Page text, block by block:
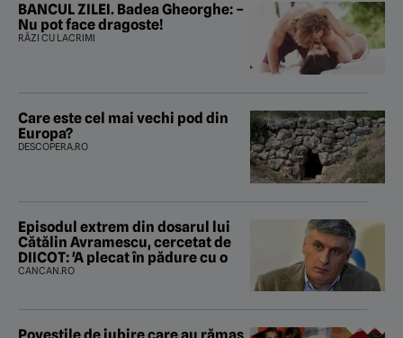
BANCUL ZILEI. Badea Gheorghe: –
Nu pot face dragoste!
RÂZI CU LACRIMI
Care este cel mai vechi pod din
Europa?
DESCOPERA.RO
Episodul extrem din dosarul lui
Cătălin Avramescu, cercetat de
DIICOT: 'A plecat în pădure cu o
CANCAN.RO